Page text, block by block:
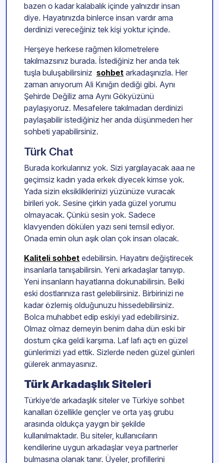
bazen o kadar kalabalık içinde yalnızdır insan
diye. Hayatınızda binlerce insan vardır ama
derdinizi vereceğiniz tek kişi yoktur içinde.
Herşeye herkese rağmen kilometrelere
takılmazsınız burada. İstediğiniz her anda tek
tuşla buluşabilirsiniz sohbet arkadaşınızla. Her
zaman anıyorum Ali Kınığın dediği gibi. Aynı
Şehirde Değiliz ama Aynı Gökyüzünü
paylaşıyoruz. Mesafelere takılmadan derdinizi
paylaşabilir istediğiniz her anda düşünmeden her
sohbeti yapabilirsiniz.
Türk Chat
Burada korkularınız yok. Sizi yargılayacak aaa ne
geçimsiz kadın yada erkek diyecek kimse yok.
Yada sizin eksikliklerinizi yüzünüze vuracak
birileri yok. Sesine çirkin yada güzel yorumu
olmayacak. Çünkü sesin yok. Sadece
klavyenden dökülen yazı seni temsil ediyor.
Onada emin olun aşık olan çok insan olacak.
Kaliteli sohbet edebilirsin. Hayatını değiştirecek
insanlarla tanışabilirsin. Yeni arkadaşlar tanıyıp.
Yeni insanların hayatlarına dokunabilirsin. Belki
eski dostlarınıza rast gelebilirsiniz. Birbirinizi ne
kadar özlemiş olduğunuzu hissedebilirsiniz.
Bolca muhabbet edip eskiyi yad edebilirsiniz.
Olmaz olmaz demeyin benim daha dün eski bir
dostum çıka geldi karşıma. Laf lafı açtı en güzel
günlerimizi yad ettik. Sizlerde neden güzel günleri
gülerek anmayasınız.
Türk Arkadaşlık Siteleri
Türkiye’de arkadaşlık siteler ve Türkiye sohbet
kanalları özellikle gençler ve orta yaş grubu
arasında oldukça yaygın bir şekilde
kullanılmaktadır. Bu siteler, kullanıcıların
kendilerine uygun arkadaşlar veya partnerler
bulmasına olanak tanır. Üyeler, profillerini